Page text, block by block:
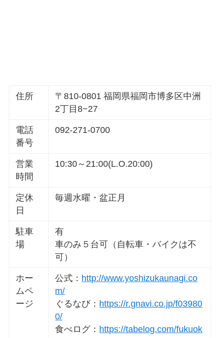
住所
〒810-0801 福岡県福岡市博多区中洲
2丁目8−27
電話
番号
092-271-0700
営業
時間
10:30～21:00(L.O.20:00)
定休
日
毎週水曜・盆正月
駐車
場
有
車のみ５台可（自転車・バイクは不
可）
ホー
ムペ
ージ
公式： http://www.yoshizukaunagi.co
m/
ぐるなび： https://r.gnavi.co.jp/f03980
0/
食べログ： https://tabelog.com/fukuok